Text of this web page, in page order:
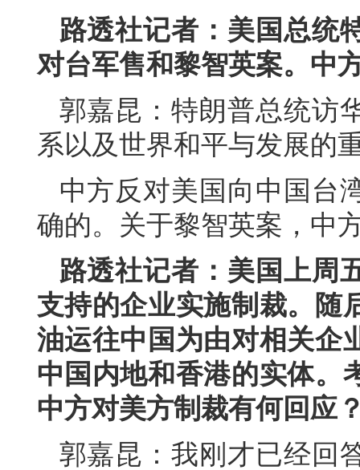
路透社记者：美国总统
对台军售和黎智英案。中
郭嘉昆：特朗普总统访
系以及世界和平与发展的
中方反对美国向中国台
确的。关于黎智英案，中
路透社记者：美国上周
支持的企业实施制裁。随
油运往中国为由对相关企
中国内地和香港的实体。
中方对美方制裁有何回应
郭嘉昆：我刚才已经回